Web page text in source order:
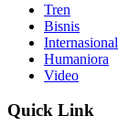
Tren
Bisnis
Internasional
Humaniora
Video
Quick Link